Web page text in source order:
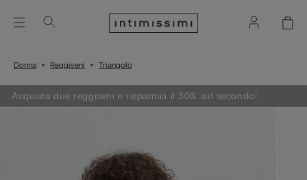
Donna Reggiseni Triangolo
Acquista due reggiseni e risparmia il 30% sul secondo!